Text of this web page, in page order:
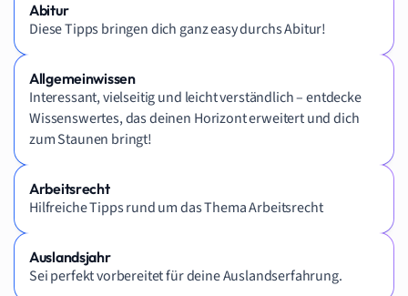
Abitur
Diese Tipps bringen dich ganz easy durchs Abitur!
Allgemeinwissen
Interessant, vielseitig und leicht verständlich – entdecke
Wissenswertes, das deinen Horizont erweitert und dich
zum Staunen bringt!
Arbeitsrecht
Hilfreiche Tipps rund um das Thema Arbeitsrecht
Auslandsjahr
Sei perfekt vorbereitet für deine Auslandserfahrung.